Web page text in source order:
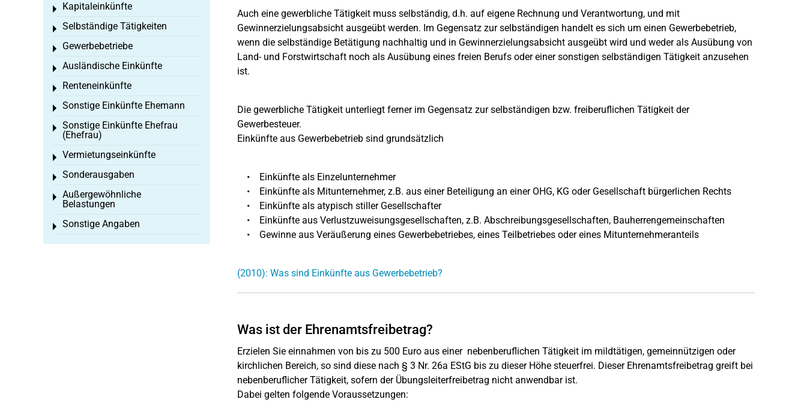
Auch eine gewerbliche Tätigkeit muss selbständig, d.h. auf eigene Rechnung und Verantwortung, und mit
Gewinnerzielungsabsicht ausgeübt werden. Im Gegensatz zur selbständigen handelt es sich um einen Gewerbebetrieb,
wenn die selbständige Betätigung nachhaltig und in Gewinnerzielungsabsicht ausgeübt wird und weder als Ausübung von
Land- und Forstwirtschaft noch als Ausübung eines freien Berufs oder einer sonstigen selbständigen Tätigkeit anzusehen
ist.
Die gewerbliche Tätigkeit unterliegt ferner im Gegensatz zur selbständigen bzw. freiberuflichen Tätigkeit der
Gewerbesteuer.
Einkünfte aus Gewerbebetrieb sind grundsätzlich
• Einkünfte als Einzelunternehmer
• Einkünfte als Mitunternehmer, z.B. aus einer Beteiligung an einer OHG, KG oder Gesellschaft bürgerlichen Rechts
• Einkünfte als atypisch stiller Gesellschafter
• Einkünfte aus Verlustzuweisungsgesellschaften, z.B. Abschreibungsgesellschaften, Bauherrengemeinschaften
• Gewinne aus Veräußerung eines Gewerbebetriebes, eines Teilbetriebes oder eines Mitunternehmeranteils
(2010): Was sind Einkünfte aus Gewerbebetrieb?
Was ist der Ehrenamtsfreibetrag?
Erzielen Sie einnahmen von bis zu 500 Euro aus einer nebenberuflichen Tätigkeit im mildtätigen, gemeinnützigen oder
kirchlichen Bereich, so sind diese nach § 3 Nr. 26a EStG bis zu dieser Höhe steuerfrei. Dieser Ehrenamtsfreibetrag greift bei
nebenberuflicher Tätigkeit, sofern der Übungsleiterfreibetrag nicht anwendbar ist.
Dabei gelten folgende Voraussetzungen:
Kapitaleinkünfte
Toggle menu
Selbständige Tätigkeiten
Toggle menu
Gewerbebetriebe
Toggle menu
Ausländische Einkünfte
Toggle menu
Renteneinkünfte
Toggle menu
Sonstige Einkünfte Ehemann
Toggle menu
Sonstige Einkünfte Ehefrau
(Ehefrau)
Toggle menu
Vermietungseinkünfte
Toggle menu
Sonderausgaben
Toggle menu
Außergewöhnliche
Belastungen
Toggle menu
Sonstige Angaben
Toggle menu